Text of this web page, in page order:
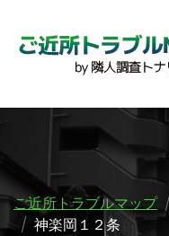
ご近所トラブルマップ
神楽岡１２条